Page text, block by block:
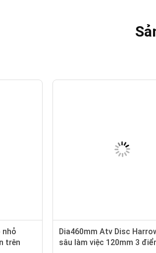
nhỏ
trên
Dia460mm Atv Disc
sâu làm việc 120mm 3